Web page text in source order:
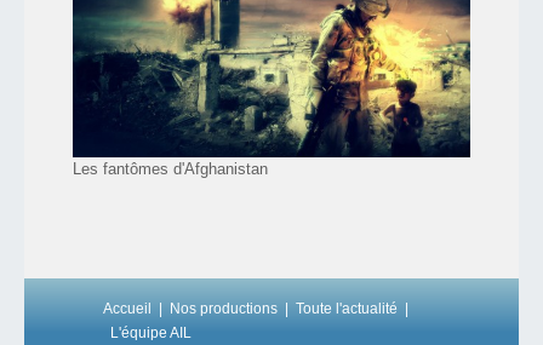
Les fantômes d'Afghanistan
Accueil Nos productions
Toute l'actualité
L'équipe AIL